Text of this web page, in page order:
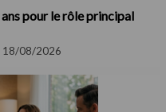
pour le rôle principal
18/08/2026